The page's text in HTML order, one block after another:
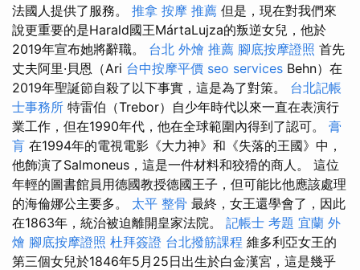
法國人提供了服務。 推拿 按摩 推薦 但是，現在對我們來
說更重要的是Harald國王MártaLujza的叛逆女兒，他於
2019年宣布她將辭職。 台北 外燴 推薦 腳底按摩證照 首先
丈夫阿里·貝恩（Ari 台中按摩平價 seo services Behn）在
2019年聖誕節自殺了以下事實，這是為了對策。 台北記帳
士事務所 特雷伯（Trebor）自少年時代以來一直在表演行
業工作，但在1990年代，他在全球範圍內得到了認可。 膏
肓 在1994年的電視電影《大力神》和《失落的王國》中，
他飾演了Salmoneus，這是一件材料和狡猾的商人。 這位
年輕的圖書館員用德國教授德國王子，但可能比他應該處理
的海倫娜公主要多。 太平 整骨 最終，女王還學會了，因此
在1863年，統治被迫離開皇家法院。 記帳士 考題 宜蘭 外
燴 腳底按摩證照 杜拜簽證 台北撥筋課程 維多利亞女王的
第三個女兒於1846年5月25日出生於白金漢宮，這是幾乎